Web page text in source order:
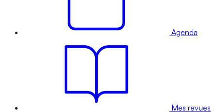
Agenda
Mes revues